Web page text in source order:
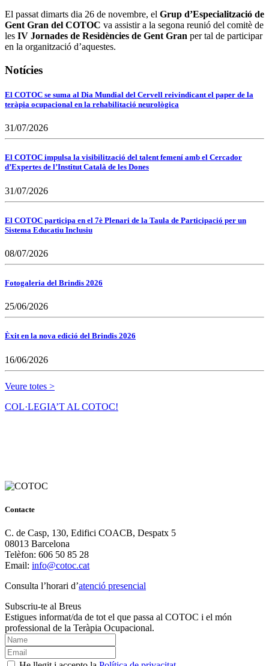
El passat dimarts dia 26 de novembre, el Grup d’Especialització de
Gent Gran del COTOC va assistir a la segona reunió del comitè de
les IV Jornades de Residències de Gent Gran per tal de participar
en la organització d’aquestes.
Notícies
El COTOC se suma al Dia Mundial del Cervell reivindicant el paper de la
teràpia ocupacional en la rehabilitació neurològica
31/07/2026
El COTOC impulsa la visibilització del talent femení amb el Cercador
d’Expertes de l’Institut Català de les Dones
31/07/2026
El COTOC participa en el 7è Plenari de la Taula de Participació per un
Sistema Educatiu Inclusiu
08/07/2026
Fotogaleria del Brindis 2026
25/06/2026
Èxit en la nova edició del Brindis 2026
16/06/2026
Veure totes >
COL·LEGIA’T AL COTOC!
Contacte
C. de Casp, 130, Edifici COACB, Despatx 5
08013 Barcelona
Telèfon: 606 50 85 28
Email: info@cotoc.cat
Consulta l’horari d’atenció presencial
Subscriu-te al Breus
Estigues informat/da de tot el que passa al COTOC i el món
professional de la Teràpia Ocupacional.